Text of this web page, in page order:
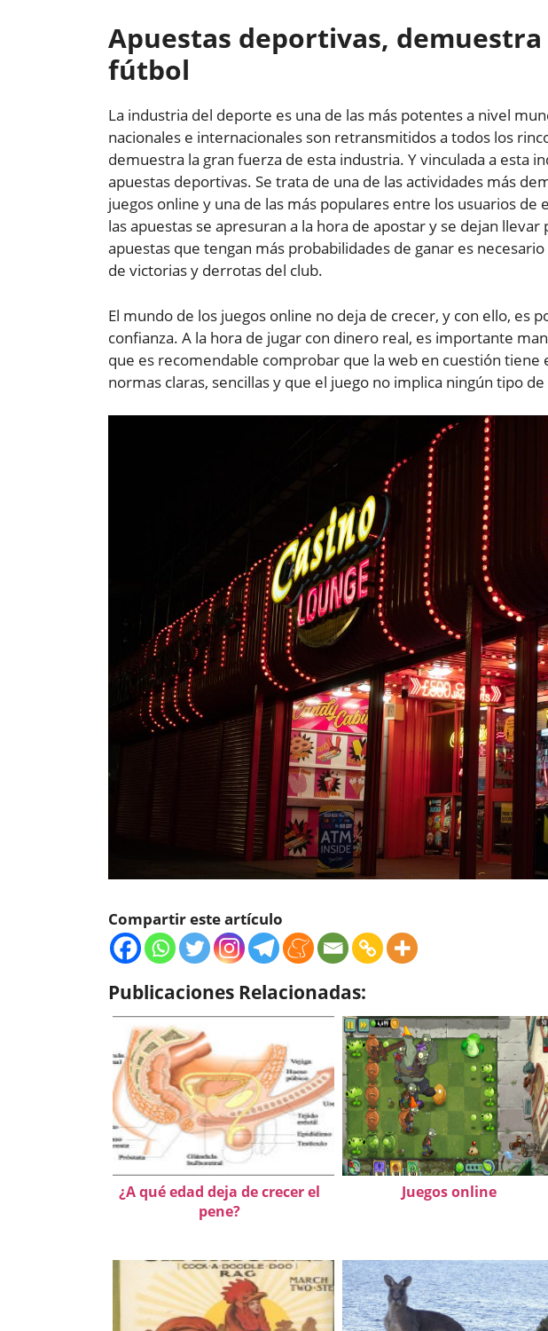
Apuestas deportivas,
fútbol
La industria del deporte es una de las más potentes a nivel
nacionales e internacionales son retransmitidos a todos los
demuestra la gran fuerza de esta industria. Y vinculada a esta
apuestas deportivas. Se trata de una de las actividades más
juegos online y una de las más populares entre los usuarios de
las apuestas se apresuran a la hora de apostar y se dejan
apuestas que tengan más probabilidades de ganar es
de victorias y derrotas del club.
El mundo de los juegos online no deja de crecer, y con ello, es
confianza. A la hora de jugar con dinero real, es importante
que es recomendable comprobar que la web en cuestión tiene
normas claras, sencillas y que el juego no implica ningún tipo
Compartir este artículo
Publicaciones Relacionadas:
¿A qué edad deja de crecer el
pene?
Juegos online